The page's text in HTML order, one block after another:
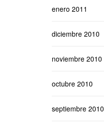
enero 2011
diciembre 2010
noviembre 2010
octubre 2010
septiembre 2010